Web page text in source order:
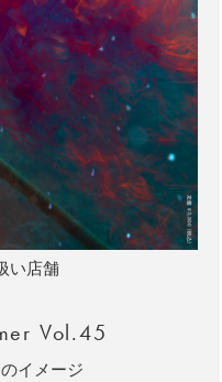
い店舗
Vol.45
イメージ